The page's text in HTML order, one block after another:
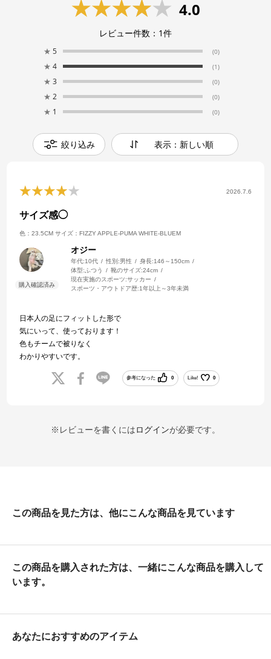
4.0
レビュー件数： 1件
★ 5 (0)
★ 4 (1)
★ 3 (0)
★ 2 (0)
★ 1 (0)
絞り込み 表示：新しい順
2026.7.6
サイズ感◯
色：23.5CM サイズ：FIZZY APPLE-PUMA WHITE-BLUEM
オジー
年代:10代 性別:男性 身長:146～150cm
体型: ふつう 靴のサイズ:24cm
現在実施のスポーツ:サッカー
スポーツ・アウトドア歴:1年以上～3年未満
日本人の足にフィットした形で
気にいって、使っております！
色もチームで被りなく
わかりやすいです。
参考になった 0 Like! 0
※レビューを書くにはログインが必要です。
この商品を見た方は、他にこんな商品を見ています
この商品を購入された方は、一緒にこんな商品を購入して
います。
あなたにおすすめのアイテム